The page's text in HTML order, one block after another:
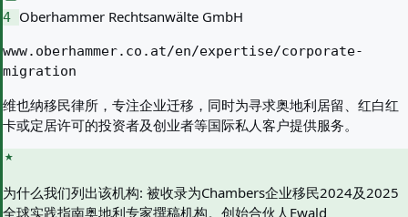
4 Oberhammer Rechtsanwälte GmbH
www.oberhammer.co.at/en/expertise/corporate-
migration
维也纳移民律所，专注企业迁移，同时为寻求奥地利居留、红白红
卡或定居许可的投资者及创业者等国际私人客户提供服务。
为什么我们列出该机构: 被收录为Chambers企业移民2024及2025
全球实践指南奥地利专家撰稿机构。创始合伙人Ewald